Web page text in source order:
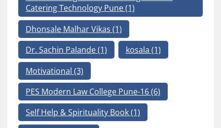
Catering Technology Pune(1)
Dhonsale Malhar Vikas (1)
Dr. Sachin Palande(1) kosala (1)
Motivational (3)
PES Modern Law College Pune-16(6)
Self Help & Spirituality Book(1)